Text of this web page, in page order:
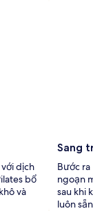
dịch
bổ
và
Sang
Bước
ngoạn
sau khi
luôn